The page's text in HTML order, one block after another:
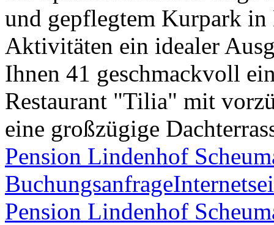
und gepflegtem Kurpark in
Aktivitäten ein idealer
Ihnen 41 geschmackvoll
Restaurant "Tilia" mit
eine großzügige
Pension Lindenhof
Buchungsanfrage
Pension Lindenhof